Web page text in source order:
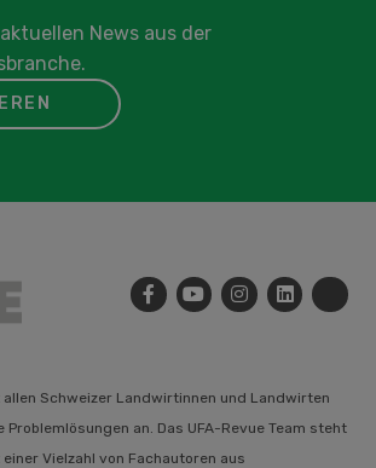
News aus der
allen Schweizer Landwirtinnen und Landwirten
an. Das UFA-Revue Team steht
Vielzahl von Fachautoren aus